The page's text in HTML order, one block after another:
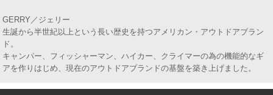
GERRY／ジェリー
生誕から半世紀以上という長い歴史を持つアメリカン・アウトドアブラン
ド。
キャンパー、フィッシャーマン、ハイカー、クライマーの為の機能的なギ
アを作りはじめ、現在のアウトドアブランドの基盤を築き上げました。